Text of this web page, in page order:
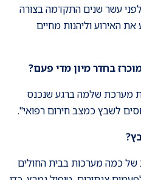
עשר שנים התקדמה בצורה
האירוע וליהנות מחיים
בחדר מיון מדי פעם?
מערכת שלמה ברגע שנכנס
לשבץ כמצב חירום רפואי".
?
של כמה מערכות בבית החולים